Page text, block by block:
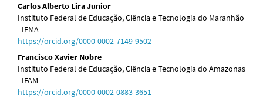
Carlos Alberto Lira Junior
Instituto Federal de Educação, Ciência e Tecnologia do Maranhão
- IFMA
https://orcid.org/0000-0002-7149-9502
Francisco Xavier Nobre
Instituto Federal de Educação, Ciência e Tecnologia do Amazonas
- IFAM
https://orcid.org/0000-0002-0883-3651